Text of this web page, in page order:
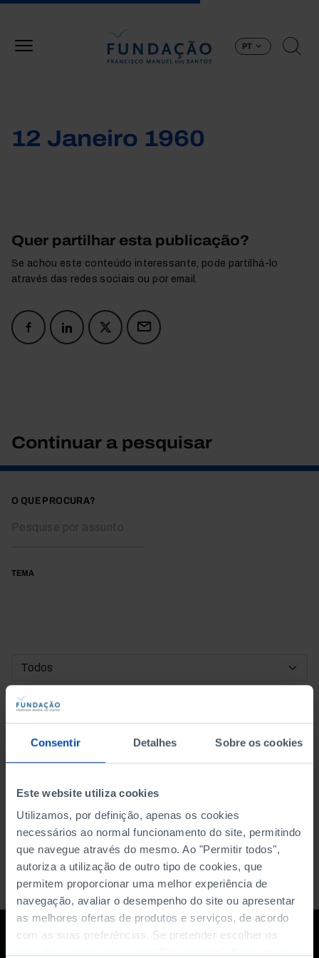
Consentir Detalhes Sobre os cookies
Este website utiliza cookies
Utilizamos, por definição, apenas os cookies
necessários ao normal funcionamento do site, permitindo
que navegue através do mesmo. Ao "Permitir todos",
autoriza a utilização de outro tipo de cookies, que
permitem proporcionar uma melhor experiência de
navegação, avaliar o desempenho do site ou apresentar
as melhores ofertas de produtos e serviços, de acordo
com as suas preferências. Se pretender escolher os
PT
12 Janeiro 1960
Quer partilhar esta publicação?
Se achou este conteúdo interessante, pode partilhá-lo
através das redes sociais ou por email.
Continuar a pesquisar
O QUE PROCURA?
TEMA
DATA DE INÍCIO
DATA DE FIM